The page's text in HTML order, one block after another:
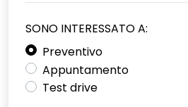
SONO INTERESSATO A:
Preventivo
Appuntamento
Test drive